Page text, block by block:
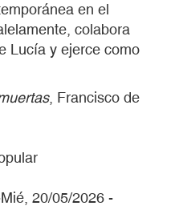
en el
colabora
Lucía y ejerce como
, Francisco de
Mié, 20/05/2026 -